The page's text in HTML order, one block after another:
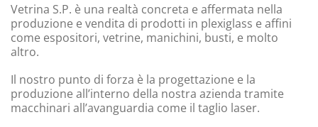
Vetrina S.P. è una realtà concreta e affermata nella
produzione e vendita di prodotti in plexiglass e affini
come espositori, vetrine, manichini, busti, e molto
altro.
Il nostro punto di forza è la progettazione e la
produzione all’interno della nostra azienda tramite
macchinari all’avanguardia come il taglio laser.